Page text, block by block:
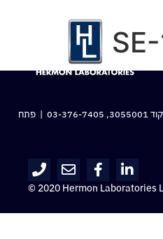
03-376-7405 | פתח
© 2020 Hermon Laboratories